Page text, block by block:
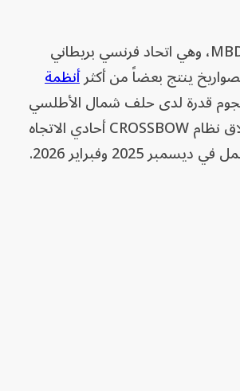
وأعلنت شركة MBDA، وهي اتحاد فرنسي بريطاني
ينتج بعضاً من أكثرأنظمة
قدرة لدى حلف شمال الأطلسي
)، نجاح إطلاق نظام CROSSBOW أحادي الاتجاه
2025 وفبراير 2026.